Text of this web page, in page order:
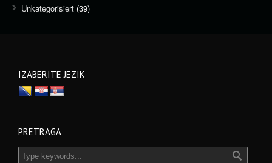
Unkategorisiert (39)
IZABERITE JEZIK
PRETRAGA